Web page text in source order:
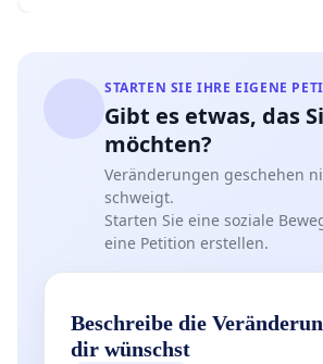
STARTEN SIE IHRE EIGENE
Gibt es etwas, das
möchten?
Veränderungen geschehen
schweigt.
Starten Sie eine soziale
eine Petition erstellen.
Beschreibe die
dir wünschst